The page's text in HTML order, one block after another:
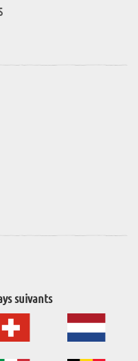
suivants